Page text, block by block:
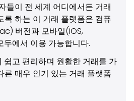
들이 전 세계 어디에서든 거래
록 하는 이 거래 플랫폼은 컴퓨
버전과 모바일(iOS,
에서 이용 가능합니다.
쉽고 편리하며 원활한 거래를 가
른 매우 인기 있는 거래 플랫폼